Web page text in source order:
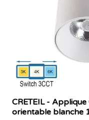
CRETEIL -
orientable blanche